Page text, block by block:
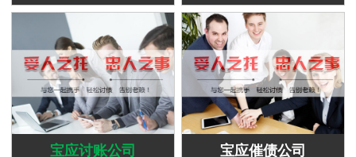
宝应讨账公司 宝应催债公司